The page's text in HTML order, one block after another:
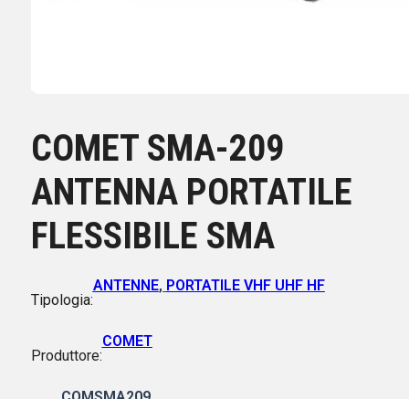
COMET SMA-209
ANTENNA PORTATILE
FLESSIBILE SMA
Tipologia:
ANTENNE, PORTATILE VHF UHF HF
Produttore:
COMET